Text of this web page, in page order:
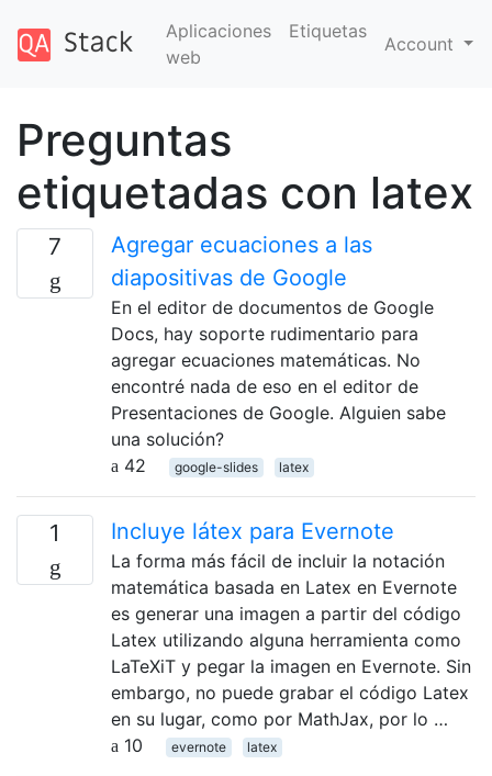
Aplicaciones
web
Etiquetas
Account
Preguntas
etiquetadas con latex
7
Agregar ecuaciones a las
diapositivas de Google
En el editor de documentos de Google
Docs, hay soporte rudimentario para
agregar ecuaciones matemáticas. No
encontré nada de eso en el editor de
Presentaciones de Google. Alguien sabe
una solución?
42
google-slides latex
1 Incluye látex para Evernote
La forma más fácil de incluir la notación
matemática basada en Latex en Evernote
es generar una imagen a partir del código
Latex utilizando alguna herramienta como
LaTeXiT y pegar la imagen en Evernote. Sin
embargo, no puede grabar el código Latex
en su lugar, como por MathJax, por lo …
10
evernote latex